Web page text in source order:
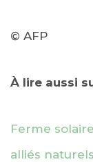
© AFP
À lire aussi
Ferme
alliés